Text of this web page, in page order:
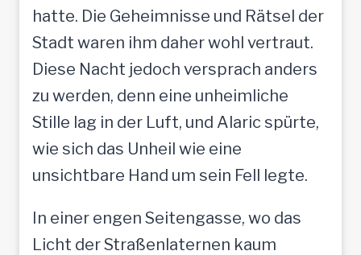
hatte. Die Geheimnisse und Rätsel der
Stadt waren ihm daher wohl vertraut.
Diese Nacht jedoch versprach anders
zu werden, denn eine unheimliche
Stille lag in der Luft, und Alaric spürte,
wie sich das Unheil wie eine
unsichtbare Hand um sein Fell legte.
In einer engen Seitengasse, wo das
Licht der Straßenlaternen kaum